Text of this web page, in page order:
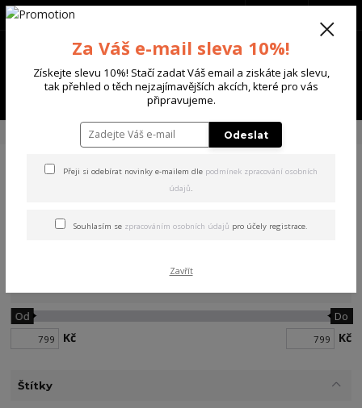
Menu
+420 702 136 620
LEGÍNY
Kč
Od Do
Kč
Štítky
Za Váš e-mail sleva 10%!
Získejte slevu 10%! Stačí zadat Váš email a ziskáte jak slevu,
tak přehled o těch nejzajímavějších akcích, které pro vás
připravujeme.
Odeslat
Přeji si odebírat novinky e-mailem dle podmínek zpracování osobních
údajů.
Souhlasím se zpracováním osobních údajů pro účely registrace.
Zavřít